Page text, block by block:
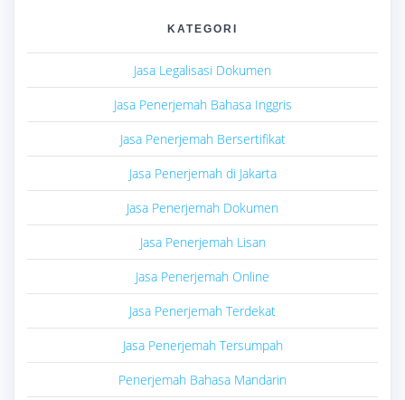
KATEGORI
Jasa Legalisasi Dokumen
Jasa Penerjemah Bahasa Inggris
Jasa Penerjemah Bersertifikat
Jasa Penerjemah di Jakarta
Jasa Penerjemah Dokumen
Jasa Penerjemah Lisan
Jasa Penerjemah Online
Jasa Penerjemah Terdekat
Jasa Penerjemah Tersumpah
Penerjemah Bahasa Mandarin